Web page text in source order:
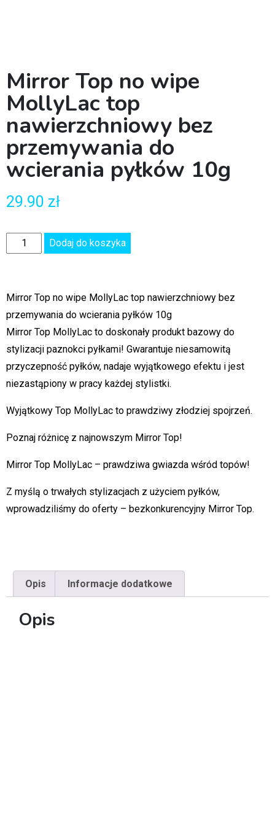
Mirror Top no wipe
MollyLac top
nawierzchniowy bez
przemywania do
wcierania pyłków 10g
29.90 zł
Dodaj do koszyka
Mirror Top no wipe MollyLac top nawierzchniowy bez
przemywania do wcierania pyłków 10g
Mirror Top MollyLac to doskonały produkt bazowy do
stylizacji paznokci pyłkami! Gwarantuje niesamowitą
przyczepność pyłków, nadaje wyjątkowego efektu i jest
niezastąpiony w pracy każdej stylistki.
Wyjątkowy Top MollyLac to prawdziwy złodziej spojrzeń.
Poznaj różnicę z najnowszym Mirror Top!
Mirror Top MollyLac – prawdziwa gwiazda wśród topów!
Z myślą o trwałych stylizacjach z użyciem pyłków,
wprowadziliśmy do oferty – bezkonkurencyjny Mirror Top.
Opis Informacje dodatkowe
Opis